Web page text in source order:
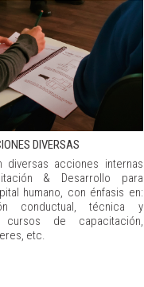
DIVERSAS
diversas acciones internas
& Desarrollo para
humano, con énfasis en:
conductual, técnica y
cursos de capacitación,
etc.